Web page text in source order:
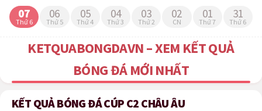
07
Thứ 6
06
Thứ 5
05
Thứ 4
04
Thứ 3
03
Thứ 2
02
CN
01
Thứ 7
31
Thứ 6
KETQUABONGDAVN – XEM KẾT QUẢ
BÓNG ĐÁ MỚI NHẤT
KẾT QUẢ BÓNG ĐÁ CÚP C2 CHÂU ÂU